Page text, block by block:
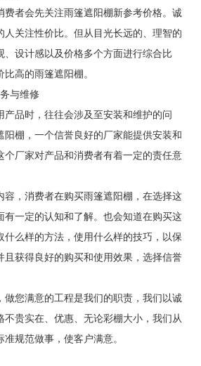
费者会先关注雨篷遮阳棚新参考价格。诚
人关注性价比。但从目光长远的、理智的
、设计感以及价格多个方面进行综合比
高的雨篷遮阳棚。
与维修
产品时，往往会涉及至安装和维护的问
阳棚，一个信誉良好的厂家能提供安装和
个厂家对产品和消费者有着一定的责任意
容，消费者在购买雨篷遮阳棚，在选择这
有一定的认知和了解。也会知道在购买这
什么样的方法，使用什么样的技巧，以保
且获得良好的购买和使用效果，选择信誉
做您满意的工程是我们的职责，我们以诚
不贵实在、优惠、无论彩棚大小，我们从
规范做事，使客户满意。